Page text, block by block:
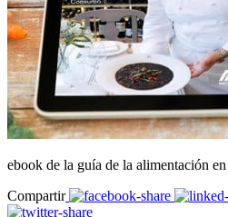
ebook de la guía de la alimentación
Compartir